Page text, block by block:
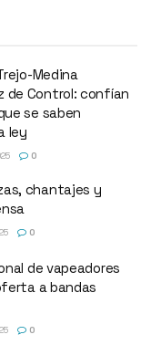
Medina
de Control: confían
se saben
ley
0
chantajes y
0
de vapeadores
a bandas
0